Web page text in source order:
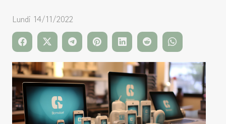
Lundi 14/11/2022